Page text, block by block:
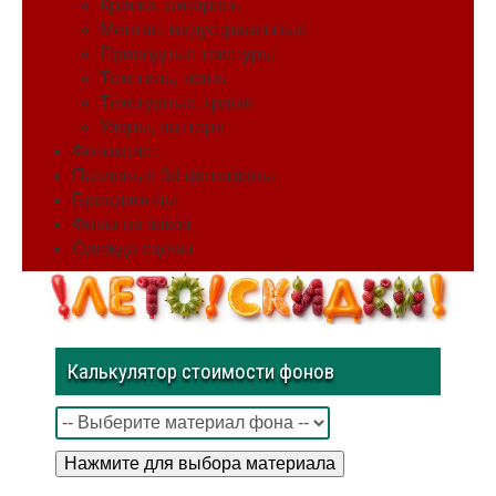
Краска, акварель
Металл, индустриальные
Природные текстуры
Текстиль, ткань
Текстурные, гранж
Узоры, паттерн
Фотохолст
Пазловые 3d фотофоны
Брендволлы
Фоны на заказ
Одежда сцены
Калькулятор стоимости фонов
Нажмите для выбора материала